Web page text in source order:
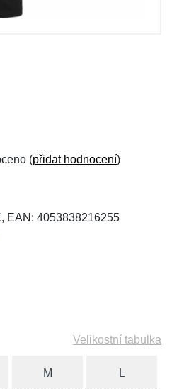
(přidat hodnocení)
EAN: 4053838216255
Velikostní tabulka
M L